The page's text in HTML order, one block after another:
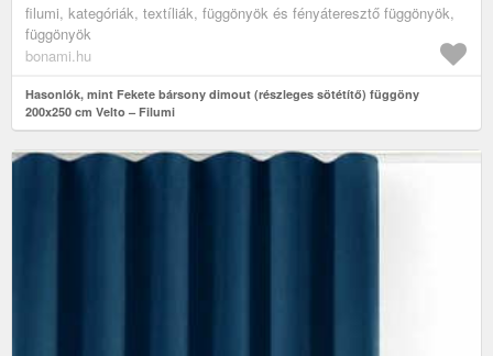
filumi, kategóriák, textíliák, függönyök és fényáteresztő függönyök,
függönyök
bonami.hu
Hasonlók, mint Fekete bársony dimout (részleges sötétítő) függöny
200x250 cm Velto – Filumi